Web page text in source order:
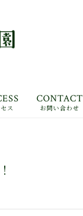
ス
CONTACT
お問い合わせ